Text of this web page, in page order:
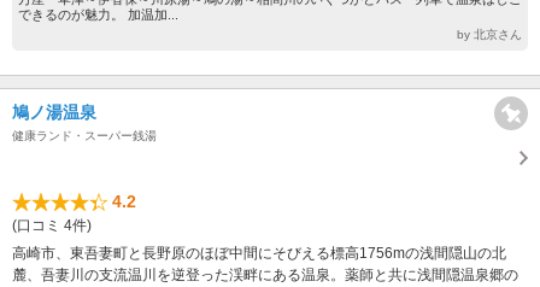
できるのが魅力。 加温加...
by 北京さん
鳩ノ湯温泉
健康ランド・スーパー銭湯
4.2
(口コミ 4件)
高崎市、東吾妻町と長野原のほぼ中間にそびえる標高1756mの浅間隠山の北
麓、吾妻川の支流温川を逆登った渓畔にある温泉。薬師と共に浅間隠温泉郷の